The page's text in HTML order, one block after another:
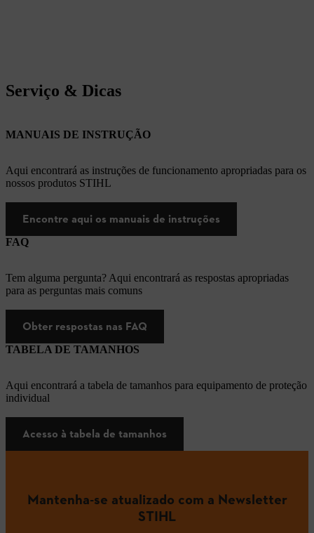
Serviço & Dicas
MANUAIS DE INSTRUÇÃO
Aqui encontrará as instruções de funcionamento apropriadas para os
nossos produtos STIHL
Encontre aqui os manuais de instruções
FAQ
Tem alguma pergunta? Aqui encontrará as respostas apropriadas
para as perguntas mais comuns
Obter respostas nas FAQ
TABELA DE TAMANHOS
Aqui encontrará a tabela de tamanhos para equipamento de proteção
individual
Acesso à tabela de tamanhos
Mantenha-se atualizado com a Newsletter
STIHL